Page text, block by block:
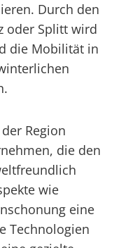
Durch den
oder Splitt wird
die Mobilität in
Region
die den
wie
eine
Technologien